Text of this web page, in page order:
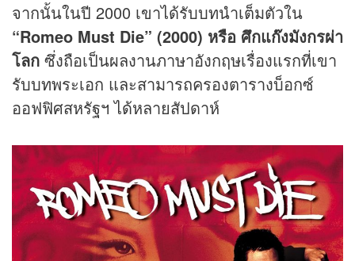
จากนั้นในปี 2000 เขาได้รับบทนำเต็มตัวใน
“Romeo Must Die” (2000) หรือ ศึกแก๊งมังกรผ่า
โลก ซึ่งถือเป็นผลงานภาษาอังกฤษเรื่องแรกที่เขา
รับบทพระเอก และสามารถครองตารางบ็อกซ์
ออฟฟิศสหรัฐฯ ได้หลายสัปดาห์